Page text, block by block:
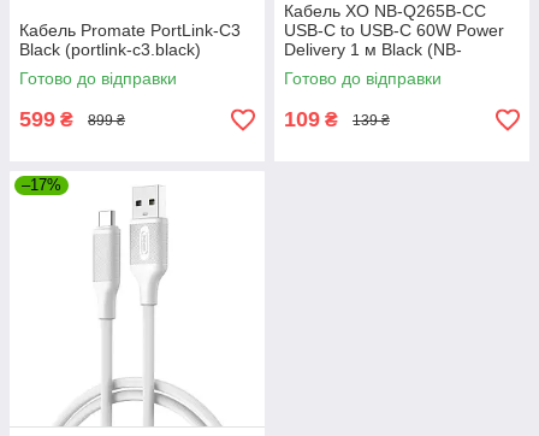
Кабель Promate PortLink-C3
Black (portlink-c3.black)
Готово до відправки
599 ₴ 899 ₴
Кабель XO NB-Q265B-CC
USB-C to USB-C 60W Power
Delivery 1 м Black (NB-
Q265B-CC.black)
Готово до відправки
109 ₴ 139 ₴
–17%